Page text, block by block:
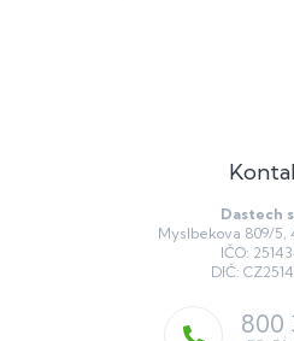
Dastech
Myslbekova 809/5,
IČO:
DIČ:
800